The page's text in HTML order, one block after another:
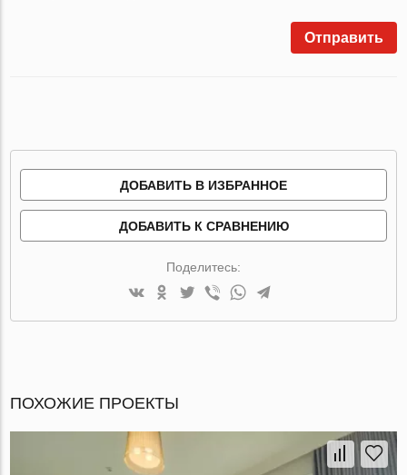
Отправить
ДОБАВИТЬ В ИЗБРАННОЕ
ДОБАВИТЬ К СРАВНЕНИЮ
Поделитесь:
ПОХОЖИЕ ПРОЕКТЫ